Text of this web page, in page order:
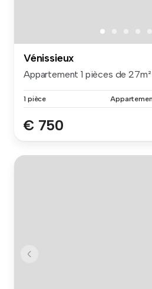
Vénissieux
Appartement 1 pièces de
1 pièce
€ 750